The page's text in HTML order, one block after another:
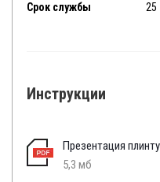
Срок службы 25
Инструкции
Презентация
5,3 мб